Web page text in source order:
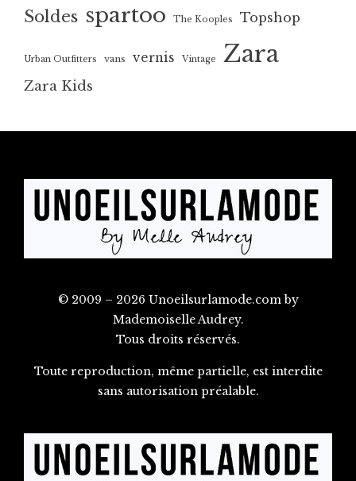
Soldes spartoo The Kooples Topshop
Urban Outfitters vans vernis Vintage Zara
Zara Kids
© 2009 – 2026 Unoeilsurlamode.com by
Mademoiselle Audrey.
Tous droits réservés.
Toute reproduction, même partielle, est interdite
sans autorisation préalable.